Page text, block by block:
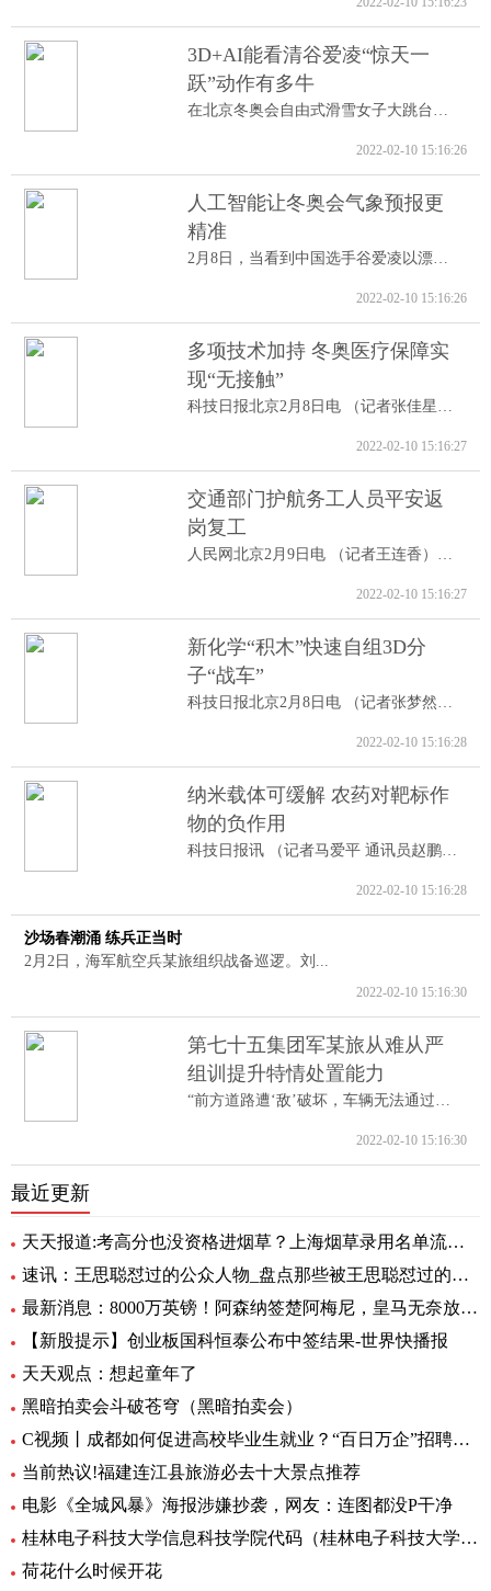
3D+AI能看清谷爱凌“惊天一
跃”动作有多牛
在北京冬奥会自由式滑雪女子大跳台决赛中...
2022-02-10 15:16:26
人工智能让冬奥会气象预报更
精准
2月8日，当看到中国选手谷爱凌以漂亮的高...
2022-02-10 15:16:26
多项技术加持 冬奥医疗保障实
现“无接触”
科技日报北京2月8日电 （记者张佳星）记...
2022-02-10 15:16:27
交通部门护航务工人员平安返
岗复工
人民网北京2月9日电 （记者王连香）记者...
2022-02-10 15:16:27
新化学“积木”快速自组3D分
子“战车”
科技日报北京2月8日电 （记者张梦然）据...
2022-02-10 15:16:28
纳米载体可缓解 农药对靶标作
物的负作用
科技日报讯 （记者马爱平 通讯员赵鹏跃...
2022-02-10 15:16:28
沙场春潮涌 练兵正当时
2月2日，海军航空兵某旅组织战备巡逻。刘...
2022-02-10 15:16:30
第七十五集团军某旅从难从严
组训提升特情处置能力
“前方道路遭‘敌’破坏，车辆无法通过。...
2022-02-10 15:16:30
最近更新
天天报道:考高分也没资格进烟草？上海烟草录用名单流出，印证了张雪峰的话
速讯：王思聪怼过的公众人物_盘点那些被王思聪怼过的名人
最新消息：8000万英镑！阿森纳签楚阿梅尼，皇马无奈放弃，英超4大豪门竞争
【新股提示】创业板国科恒泰公布中签结果-世界快播报
天天观点：想起童年了
黑暗拍卖会斗破苍穹（黑暗拍卖会）
C视频丨成都如何促进高校毕业生就业？“百日万企”招聘活动将提供约30万个岗位
当前热议!福建连江县旅游必去十大景点推荐
电影《全城风暴》海报涉嫌抄袭，网友：连图都没P干净
桂林电子科技大学信息科技学院代码（桂林电子科技大学信息科技学院）
荷花什么时候开花